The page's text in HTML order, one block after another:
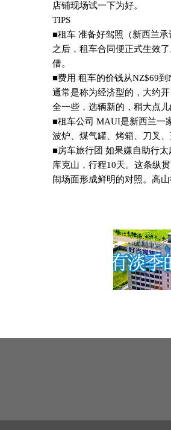
店铺现场试一下为好。
TIPS
■租车 准备好驾照（新西兰承
之后，租车合同便正式生效
借。
■费用 租车的价钱从NZ$69到
通常是称为经济型的，大约开
全一些，选辆新的，稍大点儿
■租车公司 MAUI是新西兰一
波炉、煤气罐、烤箱、刀叉
■房车旅行团 如果嫌自助行
库克山，行程10天。这条纵
闹场面形成鲜明的对照。高